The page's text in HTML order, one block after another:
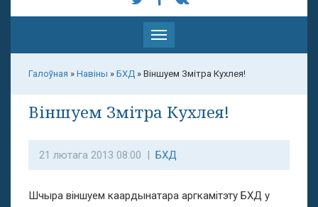
Паказаць
меню
Галоўная » Навіны » БХД » Віншуем Змітра Кухлея!
Віншуем Змітра Кухлея!
21 лютага 2013 08:00 | БХД
Шчыра віншуем каардынатара аргкамітэту БХД у